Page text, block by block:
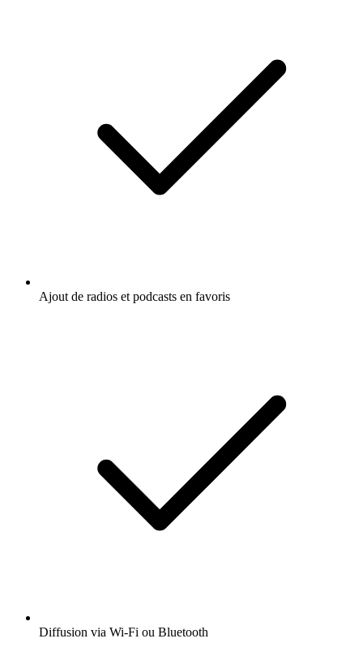
Ajout de radios et podcasts en favoris
Diffusion via Wi-Fi ou Bluetooth